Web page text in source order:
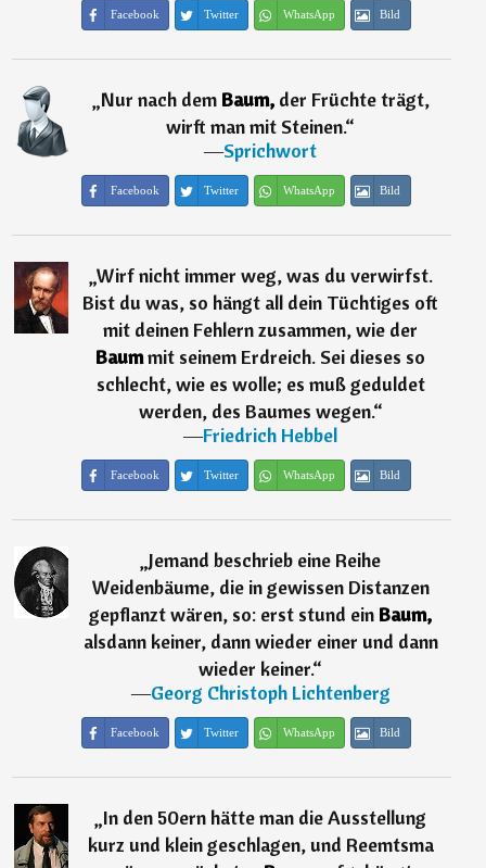
Facebook Twitter WhatsApp Bild
„Nur nach demBaum,der Früchte trägt,
wirft man mit Steinen.“
―Sprichwort
Facebook Twitter WhatsApp Bild
„Wirf nicht immer weg, was du verwirfst.
Bist du was, so hängt all dein Tüchtiges oft
mit deinen Fehlern zusammen, wie der
Baummit seinem Erdreich. Sei dieses so
schlecht, wie es wolle; es muß geduldet
werden, des Baumes wegen.“
―Friedrich Hebbel
Facebook Twitter WhatsApp Bild
„Jemand beschrieb eine Reihe
Weidenbäume, die in gewissen Distanzen
gepflanzt wären, so: erst stund ein Baum,
alsdann keiner, dann wieder einer und dann
wieder keiner.“
―Georg Christoph Lichtenberg
Facebook Twitter WhatsApp Bild
„In den 50ern hätte man die Ausstellung
kurz und klein geschlagen, und Reemtsma